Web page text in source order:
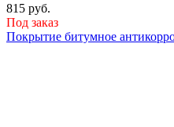
815 руб.
Под заказ
Покрытие битумное